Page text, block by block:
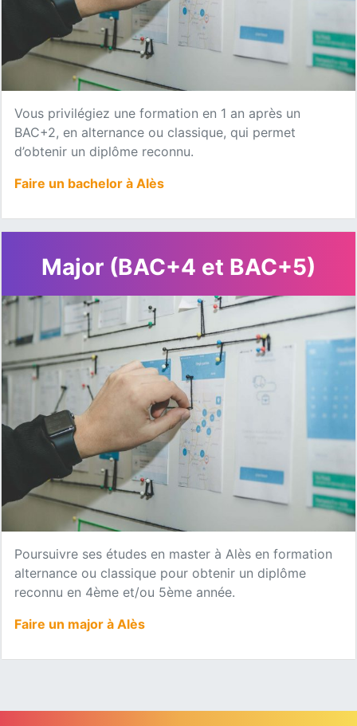
Vous privilégiez une formation en 1 an après un
BAC+2, en alternance ou classique, qui permet
d’obtenir un diplôme reconnu.
Faire un bachelor à Alès
Major (BAC+4 et BAC+5)
Poursuivre ses études en master à Alès en formation
alternance ou classique pour obtenir un diplôme
reconnu en 4ème et/ou 5ème année.
Faire un major à Alès